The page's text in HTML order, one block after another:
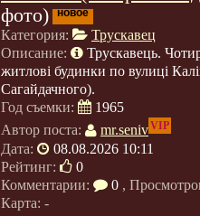
фото)
новое
Категория:
Трускавец
Описание:
Трускавець.
житлові будинки по вулиці
Сагайдачного).
Год съемки:
1965
Автор поста:
mr.senivVIP
Дата:
08.08.2026 10:11
Рейтинг:
0
Комментарии:
0 ,
Карта: -